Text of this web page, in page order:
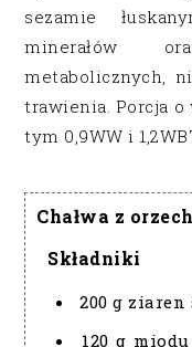
sezamie
minerałów
metabolicznych,
trawienia. Porcja o
tym 0,9WW i
Chałwa z
Składniki
200 g ziaren
120 g